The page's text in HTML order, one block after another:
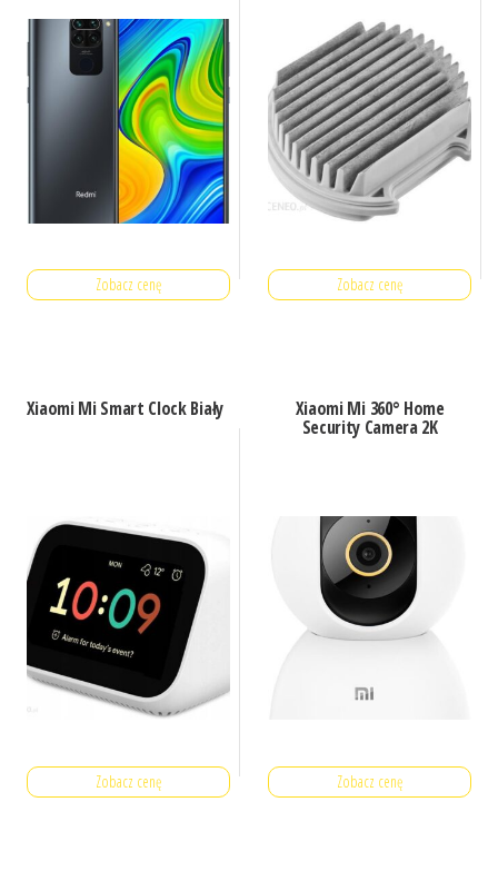
Zobacz cenę Zobacz cenę
Xiaomi Mi Smart Clock Biały
Zobacz cenę
Xiaomi Mi 360° Home
Security Camera 2K
Zobacz cenę